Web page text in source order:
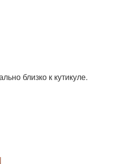
близко к кутикуле.